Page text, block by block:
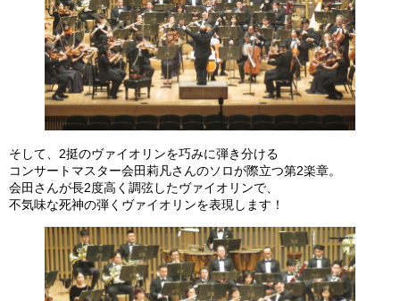
そして、2挺のヴァイオリンを巧みに弾き分ける
コンサートマスター会田莉凡さんのソロが際立つ第2楽章。
会田さんが長2度高く調弦したヴァイオリンで、
不気味な死神の弾くヴァイオリンを表現します！